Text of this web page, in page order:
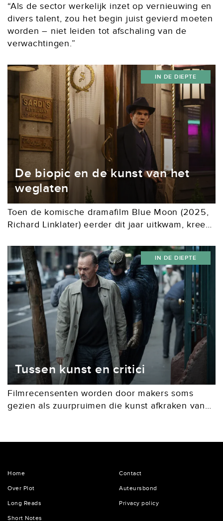
“Als de sector werkelijk inzet op vernieuwing en
divers talent, zou het begin juist gevierd moeten
worden – niet leiden tot afschaling van de
verwachtingen.”
De biopic en de kunst van het
weglaten
Toen de komische dramafilm Blue Moon (2025,
Richard Linklater) eerder dit jaar uitkwam, kreeg
de regie en met name Ethan Hawke, in de rol
van Lorenz...
IN DE DIEPTE
Tussen kunst en critici
Filmrecensenten worden door makers soms
gezien als zuurpruimen die kunst afkraken van
En waar wringt het...
IN DE DIEPTE
Home
Over Plot
Long Reads
Short Notes
Contact
Auteursbond
Privacy policy